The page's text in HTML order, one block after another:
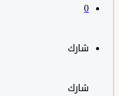
شارك